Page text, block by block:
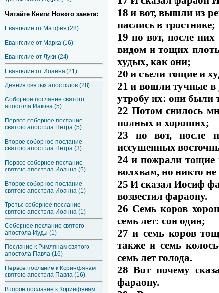
Читайте Книги Нового завета:
Евангелие от Матфея (28)
Евангелие от Марка (16)
Евангелие от Луки (24)
Евангелие от Иоанна (21)
Деяния святых апостолов (28)
Соборное послание святого
апостола Иакова (5)
Первое соборное послание
святого апостола Петра (5)
Второе соборное послание
святого апостола Петра (3)
Первое соборное послание
святого апостола Иоанна (5)
Второе соборное послание
святого апостола Иоанна (1)
Третье соборное послание
святого апостола Иоанна (1)
Соборное послание святого
апостола Иуды (1)
Послание к Римлянам святого
апостола Павла (16)
Первое послание к Коринфянам
святого апостола Павла (16)
Второе послание к Коринфянам
18 и вот, вышли из
паслись в тростнике;
19 но вот, после
видом и тощих
худых, как они;
20 и съели тощие и
21 и вошли тучные в
утробу их: они были
22 Потом снилось
полных и хороших;
23 но вот, после
иссушенных
24 и пожрали тощие
волхвам, но никто не
25 И сказал Иосиф
возвестил фараону.
26 Семь коров
семь лет: сон один;
27 и семь коров
также и семь
семь лет голода.
28 Вот почему
фараону.